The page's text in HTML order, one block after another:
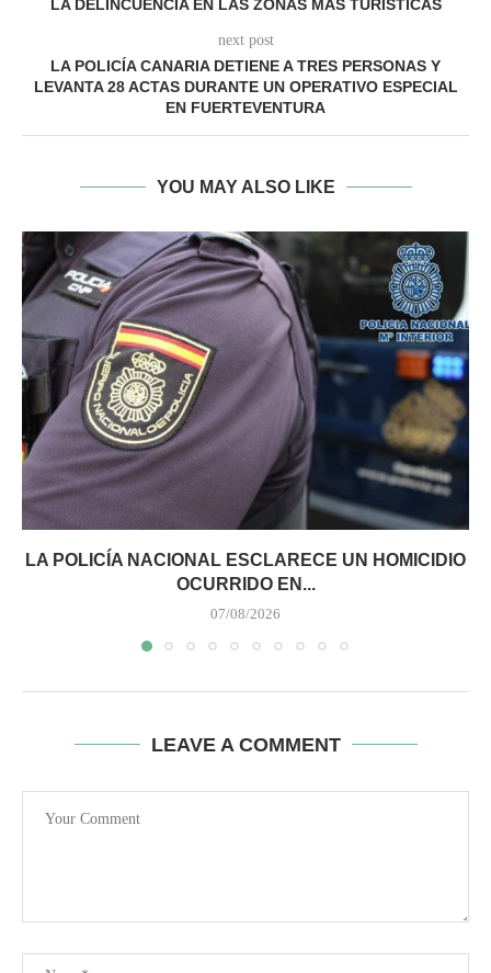
LA DELINCUENCIA EN LAS ZONAS MÁS TURÍSTICAS
next post
LA POLICÍA CANARIA DETIENE A TRES PERSONAS Y
LEVANTA 28 ACTAS DURANTE UN OPERATIVO ESPECIAL
EN FUERTEVENTURA
YOU MAY ALSO LIKE
LA POLICÍA NACIONAL ESCLARECE UN HOMICIDIO
OCURRIDO EN...
07/08/2026
LEAVE A COMMENT